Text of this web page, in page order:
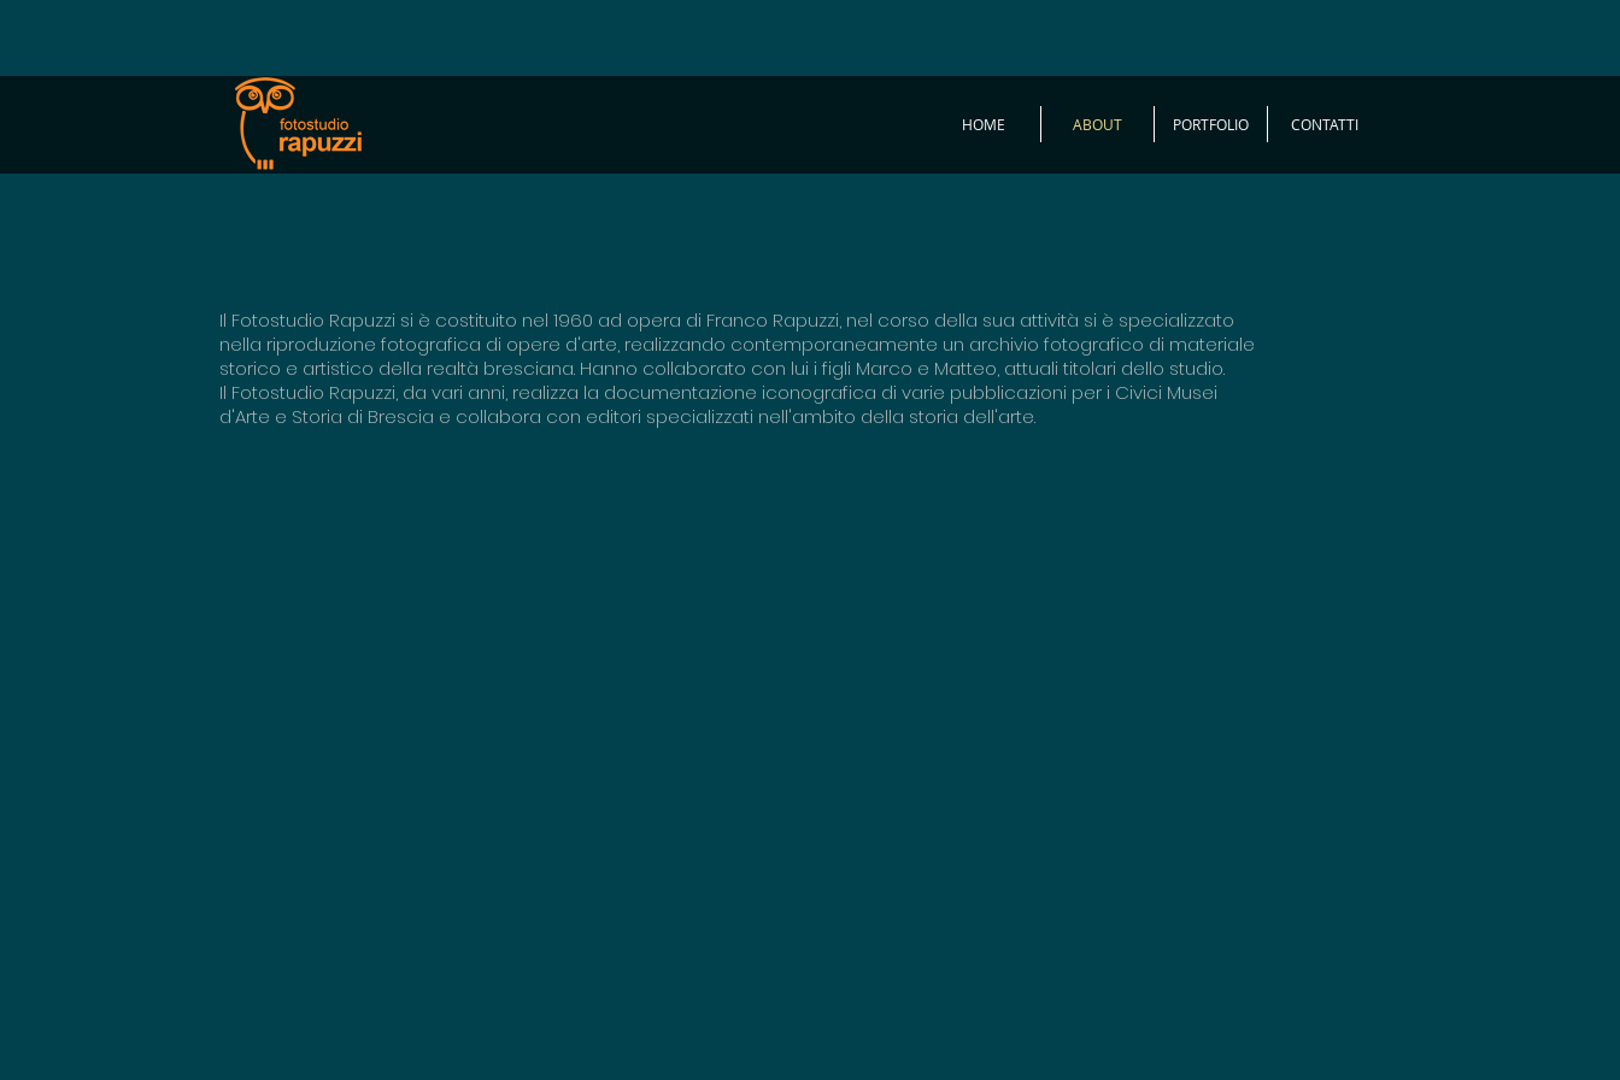
HOME ABOUT PORTFOLIO CONTATTI
Il Fotostudio Rapuzzi si è costituito nel 1960 ad opera di Franco Rapuzzi, nel corso della sua attività si è specializzato
nella riproduzione fotografica di opere d'arte, realizzando contemporaneamente un archivio fotografico di materiale
storico e artistico della realtà bresciana. Hanno collaborato con lui i figli Marco e Matteo, attuali titolari dello studio.
Il Fotostudio Rapuzzi, da vari anni, realizza la documentazione iconografica di varie pubblicazioni per i Civici Musei
d'Arte e Storia di Brescia e collabora con editori specializzati nell'ambito della storia dell'arte.